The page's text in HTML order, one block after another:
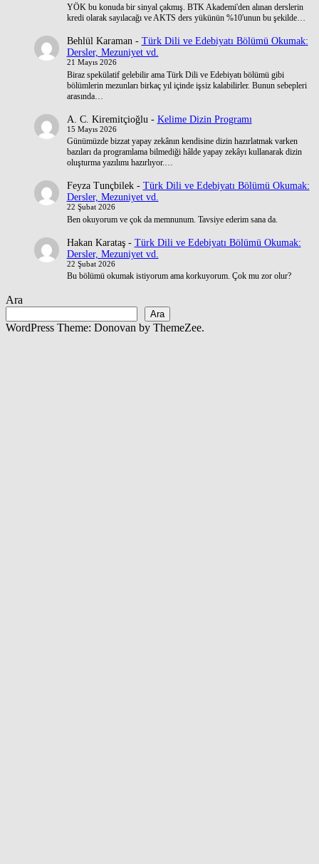
YÖK bu konuda bir sinyal çakmış. BTK Akademi'den alınan derslerin
kredi olarak sayılacağı ve AKTS ders yükünün %10'unun bu şekilde…
Behlül Karaman- Türk Dili ve Edebiyatı Bölümü Okumak:
Dersler, Mezuniyet vd.
21 Mayıs 2026
Biraz spekülatif gelebilir ama Türk Dili ve Edebiyatı bölümü gibi
bölümlerin mezunları birkaç yıl içinde işsiz kalabilirler. Bunun sebepleri
arasında…
A. C. Kiremitçioğlu - Kelime Dizin Programı
15 Mayıs 2026
Günümüzde bizzat yapay zekânın kendisine dizin hazırlatmak varken
bazıları da programlama bilmediği hâlde yapay zekâyı kullanarak dizin
oluşturma yazılımı hazırlıyor.…
Feyza Tunçbilek- Türk Dili ve Edebiyatı Bölümü Okumak:
Dersler, Mezuniyet vd.
22 Şubat 2026
Ben okuyorum ve çok da memnunum. Tavsiye ederim sana da.
Hakan Karataş- Türk Dili ve Edebiyatı Bölümü Okumak:
Dersler, Mezuniyet vd.
22 Şubat 2026
Bu bölümü okumak istiyorum ama korkuyorum. Çok mu zor olur?
Ara
Ara
WordPress Theme: Donovan by ThemeZee.